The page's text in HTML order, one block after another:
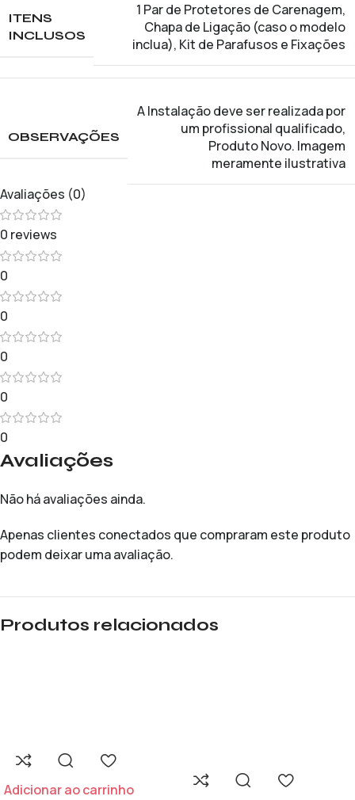
ITENS
INCLUSOS
1 Par de Protetores de Carenagem,
Chapa de Ligação (caso o modelo
inclua), Kit de Parafusos e Fixações
OBSERVAÇÕES
A Instalação deve ser realizada por
um profissional qualificado,
Produto Novo. Imagem
meramente ilustrativa
Avaliações (0)
0 reviews
0
0
0
0
0
Avaliações
Não há avaliações ainda.
Apenas clientes conectados que compraram este produto
podem deixar uma avaliação.
Produtos relacionados
Adicionar ao carrinho